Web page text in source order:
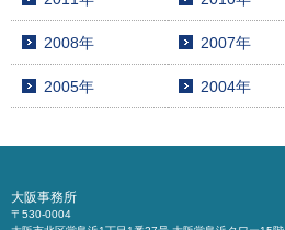
2008年 2007年
2005年 2004年
大阪事務所
〒530-0004